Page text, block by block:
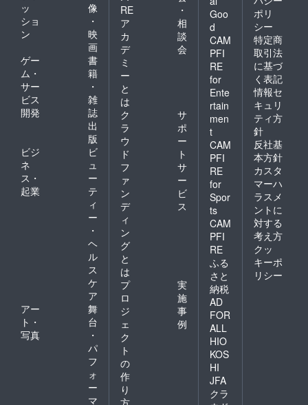
ッ
ショ
ン
像
・
映
画
ゲー
ム・
サー
ビス
開発
書
籍
・
雑
誌
出
版
ビジ
ネ
ス・
起業
ビ
ュ
ー
テ
ィ
ー
・
ヘ
ル
ス
ケ
ア
アー
ト・
写真
舞
台
・
パ
フ
ォ
ー
マ
RE
ア
カ
デ
ミ
ー
と
は
・
相
談
会
ク
ラ
ウ
ド
フ
ァ
ン
デ
ィ
ン
グ
と
は
サ
ポ
ー
ト
サ
ー
ビ
ス
プ
ロ
ジ
ェ
ク
ト
の
作
り
実
施
事
例
Goo
d
CAM
PFI
RE
for
Ente
rtain
men
t
CAM
PFI
RE
for
Spor
ts
CAM
PFI
RE
ふる
さと
納税
AD
FOR
ALL
HIO
KOS
HI
JFA
クラ
ポリ
シー
特定商
取引法
に基づ
く表記
情報セ
キュリ
ティ方
針
反社基
本方針
カスタ
マーハ
ラスメ
ントに
対する
考え方
クッ
キーポ
リシー